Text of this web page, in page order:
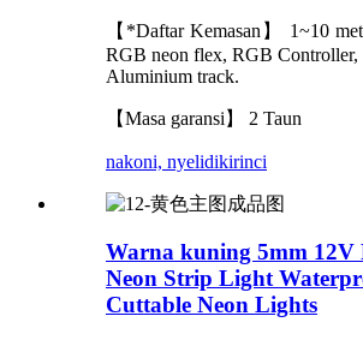
【*Daftar Kemasan】 1~10
RGB neon flex, RGB Controller,
Aluminium track.
【Masa garansi】 2 Taun
nakoni, nyelidikirinci
Warna kuning 5mm 12V
Neon Strip Light
Cuttable Neon Lights